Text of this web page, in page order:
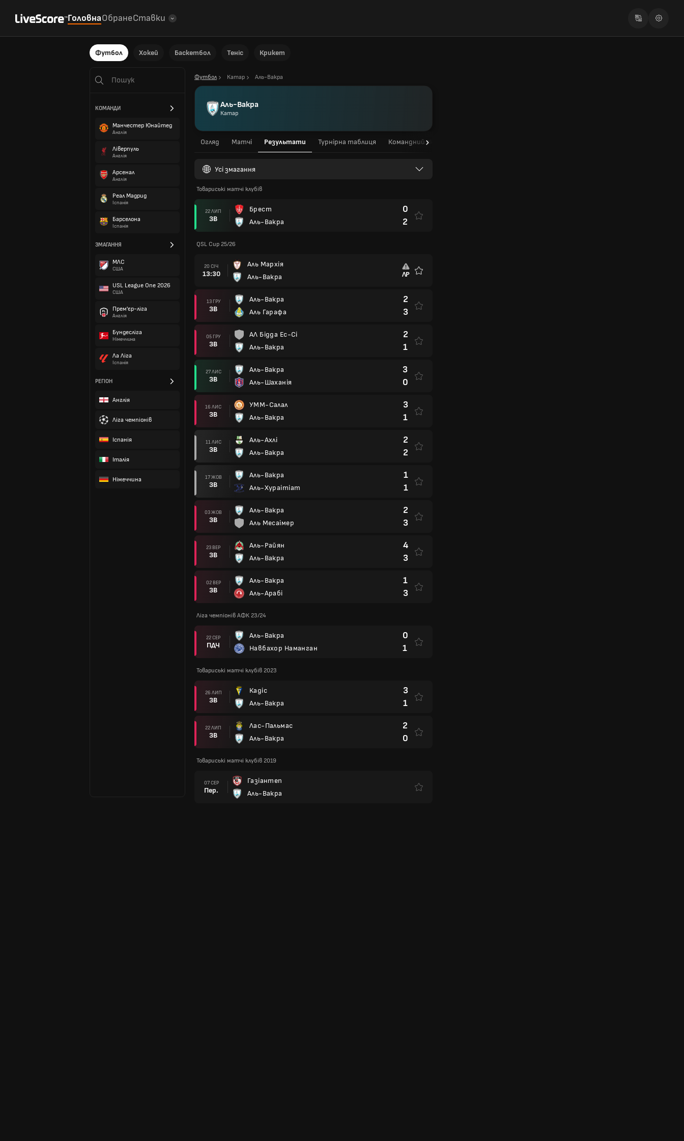
ГоловнаОбранеСтавки
Футбол Хокей Баскетбол Теніс Крикет
КОМАНДИ
Манчестер Юнайтед
Англія
Ліверпуль
Англія
Арсенал
Англія
Реал Мадрид
Іспанія
Барселона
Іспанія
ЗМАГАННЯ
МЛС
США
USL League One 2026
США
Прем'єр-ліга
Англія
Бундесліга
Німеччина
Ла Ліга
Іспанія
РЕГІОН
Англія
Ліга чемпіонів
Іспанія
Італія
Німеччина
Футбол Катар Аль-Вакра
Аль-Вакра
Катар
Огляд Матчі Результати Турнірна таблиця Командний склад
Усі змагання
Товариські матчі клубів
22 ЛИП
ЗВ
Брест
Аль-Вакра
0
2
QSL Cup 25/26
20 СІЧ
13:30
Аль Мархія
Аль-Вакра
ЛР
13 ГРУ
ЗВ
Аль-Вакра
Аль Гарафа
2
3
05 ГРУ
ЗВ
АЛ Бідда Ес-Сі
Аль-Вакра
2
1
27 ЛИС
ЗВ
Аль-Вакра
Аль-Шаханія
3
0
16 ЛИС
ЗВ
УММ-Салал
Аль-Вакра
3
1
11 ЛИС
ЗВ
Аль-Ахлі
Аль-Вакра
2
2
17 ЖОВ
ЗВ
Аль-Вакра
Аль-Хураітіат
1
1
03 ЖОВ
ЗВ
Аль-Вакра
Аль Месаімер
2
3
23 ВЕР
ЗВ
Аль-Райян
Аль-Вакра
4
3
02 ВЕР
ЗВ
Аль-Вакра
Аль-Арабі
1
3
Ліга чемпіонів АФК 23/24
22 СЕР
ПДЧ
Аль-Вакра
Навбахор Наманган
0
1
Товариські матчі клубів 2023
26 ЛИП
ЗВ
Кадіс
Аль-Вакра
3
1
22 ЛИП
ЗВ
Лас-Пальмас
Аль-Вакра
2
0
Товариські матчі клубів 2019
07 СЕР
Пер.
Газіантеп
Аль-Вакра